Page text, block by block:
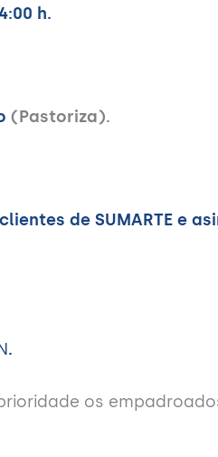
h.
(Pastoriza).
de SUMARTE e
.
os